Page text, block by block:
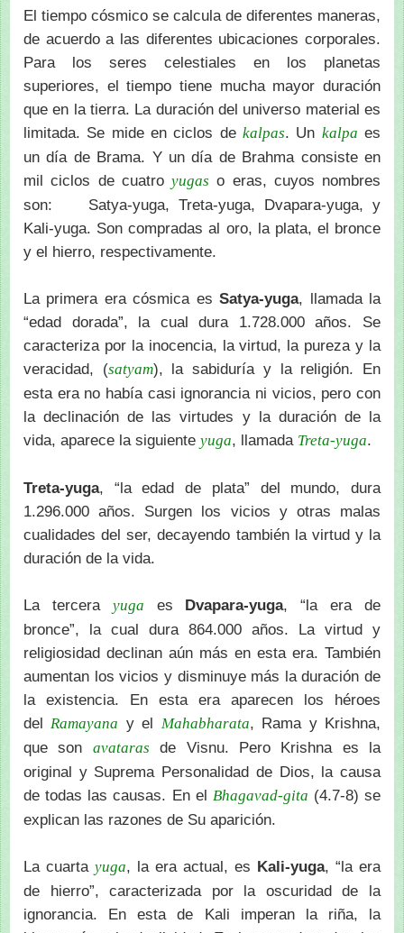
El tiempo cósmico se calcula de diferentes maneras,
de acuerdo a las diferentes ubicaciones corporales.
Para los seres celestiales en los planetas
superiores, el tiempo tiene mucha mayor duración
que en la tierra. La duración del universo material es
limitada. Se mide en ciclos de kalpas. Un kalpa es
un día de Brama. Y un día de Brahma consiste en
mil ciclos de cuatro yugas o eras, cuyos nombres
son: Satya-yuga, Treta-yuga, Dvapara-yuga, y
Kali-yuga. Son compradas al oro, la plata, el bronce
y el hierro, respectivamente.
La primera era cósmica esSatya-yuga, llamada la
“edad dorada”, la cual dura 1.728.000 años. Se
caracteriza por la inocencia, la virtud, la pureza y la
veracidad, (satyam), la sabiduría y la religión. En
esta era no había casi ignorancia ni vicios, pero con
la declinación de las virtudes y la duración de la
vida, aparece la siguiente yuga, llamada Treta-yuga.
Treta-yuga, “la edad de plata” del mundo, dura
1.296.000 años. Surgen los vicios y otras malas
cualidades del ser, decayendo también la virtud y la
duración de la vida.
La tercera yuga es Dvapara-yuga, “la era de
bronce”, la cual dura 864.000 años. La virtud y
religiosidad declinan aún más en esta era. También
aumentan los vicios y disminuye más la duración de
la existencia. En esta era aparecen los héroes
delRamayana y el Mahabharata, Rama y Krishna,
que son avataras de Visnu. Pero Krishna es la
original y Suprema Personalidad de Dios, la causa
de todas las causas. En el Bhagavad-gita (4.7-8) se
explican las razones de Su aparición.
La cuarta yuga, la era actual, es Kali-yuga, “la era
de hierro”, caracterizada por la oscuridad de la
ignorancia. En esta de Kali imperan la riña, la